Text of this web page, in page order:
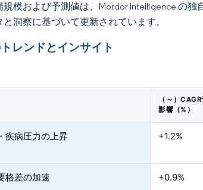
模および予測値は、Mordor Intelligence の
洞察に基づいて更新されています。
レンドとインサイト
（～）
影響（%）
疾病圧力の上昇 +1.2%
格差の加速 +0.9%